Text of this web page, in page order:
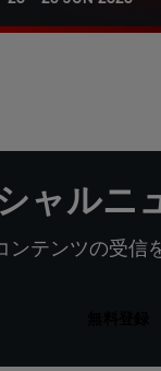
ャルニ
テンツの受